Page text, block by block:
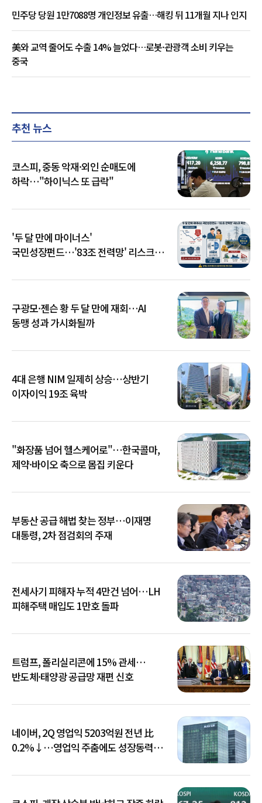
민주당 당원 1만7088명 개인정보 유출…해킹 뒤 11개월 지나 인지
美와 교역 줄어도 수출 14% 늘었다…로봇·관광객 소비 키우는
중국
추천 뉴스
코스피, 중동 악재·외인 순매도에
하락…"하이닉스 또 급락"
'두 달 만에 마이너스'
국민성장펀드…'83조 전력망' 리스크
구광모·젠슨 황 두 달 만에 재회…AI
동맹 성과 가시화될까
4대 은행 NIM 일제히 상승…상반기
이자이익 19조 육박
"화장품 넘어 헬스케어로"…한국콜마,
제약·바이오 축으로 몸집 키운다
부동산 공급 해법 찾는 정부…이재명
대통령, 2차 점검회의 주재
전세사기 피해자 누적 4만건 넘어…LH
피해주택 매입도 1만호 돌파
트럼프, 폴리실리콘에 15% 관세…
반도체·태양광 공급망 재편 신호
네이버, 2Q 영업익 5203억원 전년 比
0.2%↓…영업익 주춤에도 성장동력